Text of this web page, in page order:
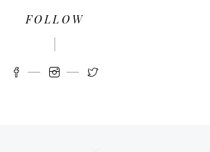
FOLLOW